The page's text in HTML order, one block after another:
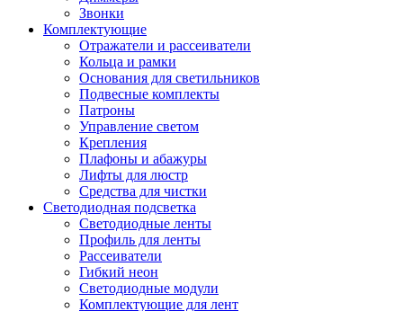
Звонки
Комплектующие
Отражатели и рассеиватели
Кольца и рамки
Основания для светильников
Подвесные комплекты
Патроны
Управление светом
Крепления
Плафоны и абажуры
Лифты для люстр
Средства для чистки
Светодиодная подсветка
Светодиодные ленты
Профиль для ленты
Рассеиватели
Гибкий неон
Светодиодные модули
Комплектующие для лент